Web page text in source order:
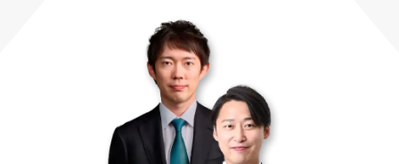
定額制営業代行『カリトルくん』
定額制採用代行・RPO『トルトルくん』
営業改善特化の動画制作『動画でカリトルく
格安でAI導入支援『あいのりAI』
拡散付1日密着動画制作『まるごと社長』
1本無料で記事を制作『SEOトライアル』